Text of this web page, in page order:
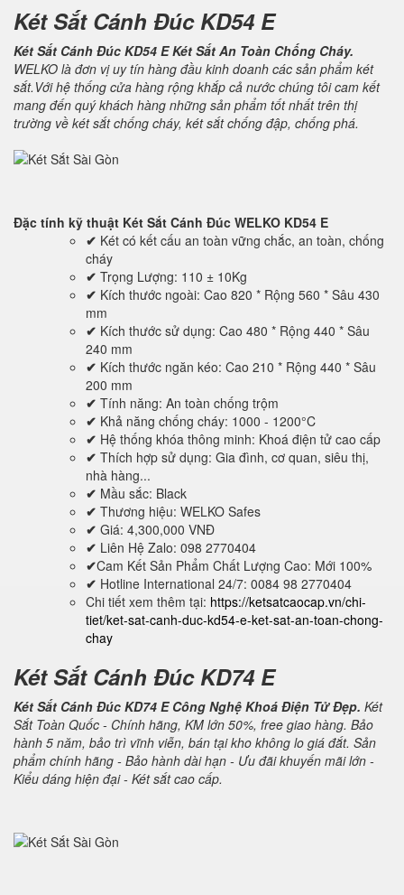
Két Sắt Cánh Đúc KD54 E
Két Sắt Cánh Đúc KD54 E Két Sắt An Toàn Chống Cháy.
WELKO là đơn vị uy tín hàng đầu kinh doanh các sản phẩm két
sắt.Với hệ thống cửa hàng rộng khắp cả nước chúng tôi cam kết
mang đến quý khách hàng những sản phẩm tốt nhất trên thị
trường về két sắt chống cháy, két sắt chống đập, chống phá.
Đặc tính kỹ thuật Két Sắt Cánh Đúc WELKO KD54 E
✔ Két có kết cấu an toàn vững chắc, an toàn, chống
cháy
✔ Trọng Lượng: 110 ± 10Kg
✔ Kích thước ngoài: Cao 820 * Rộng 560 * Sâu 430
mm
✔ Kích thước sử dụng: Cao 480 * Rộng 440 * Sâu
240 mm
✔ Kích thước ngăn kéo: Cao 210 * Rộng 440 * Sâu
200 mm
✔ Tính năng: An toàn chống trộm
✔ Khả năng chống cháy: 1000 - 1200°C
✔ Hệ thống khóa thông minh: Khoá điện tử cao cấp
✔ Thích hợp sử dụng: Gia đình, cơ quan, siêu thị,
nhà hàng...
✔ Mầu sắc: Black
✔ Thương hiệu: WELKO Safes
✔ Giá: 4,300,000 VNĐ
✔ Liên Hệ Zalo: 098 2770404
✔Cam Kết Sản Phẩm Chất Lượng Cao: Mới 100%
✔ Hotline International 24/7: 0084 98 2770404
Chi tiết xem thêm tại: https://ketsatcaocap.vn/chi-
tiet/ket-sat-canh-duc-kd54-e-ket-sat-an-toan-chong-
chay
Két Sắt Cánh Đúc KD74 E
Két Sắt Cánh Đúc KD74 E Công Nghệ Khoá Điện Tử Đẹp. Két
Sắt Toàn Quốc - Chính hãng, KM lớn 50%, free giao hàng. Bảo
hành 5 năm, bảo trì vĩnh viễn, bán tại kho không lo giá đắt. Sản
phẩm chính hãng - Bảo hành dài hạn - Ưu đãi khuyến mãi lớn -
Kiểu dáng hiện đại - Két sắt cao cấp.